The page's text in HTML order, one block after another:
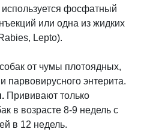
используется фосфатный
или одна из жидких
Lepto).
от чумы плотоядных,
парвовирусного энтерита.
Прививают только
в возрасте 8-9 недель с
в 12 недель.